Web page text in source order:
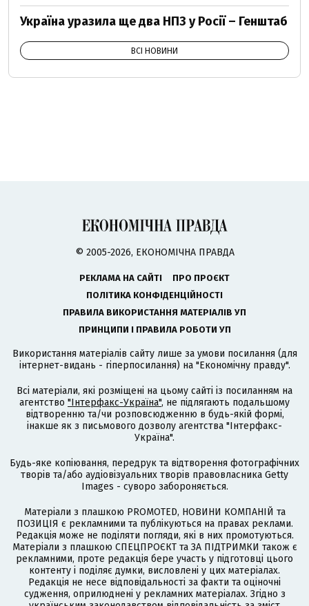
Україна уразила ще два НПЗ у Росії – Генштаб
ВСІ НОВИНИ
© 2005-2026, ЕКОНОМІЧНА ПРАВДА
РЕКЛАМА НА САЙТІ
ПРО ПРОЄКТ
ПОЛІТИКА КОНФІДЕНЦІЙНОСТІ
ПРАВИЛА ВИКОРИСТАННЯ МАТЕРІАЛІВ УП
ПРИНЦИПИ І ПРАВИЛА РОБОТИ УП
Використання матеріалів сайту лише за умови посилання (для
інтернет-видань - гіперпосилання) на "Економічну правду".
Всі матеріали, які розміщені на цьому сайті із посиланням на
агентство "Інтерфакс-Україна", не підлягають подальшому
відтворенню та/чи розповсюдженню в будь-якій формі,
інакше як з письмового дозволу агентства "Інтерфакс-
Україна".
Будь-яке копіювання, передрук та відтворення фотографічних
творів та/або аудіовізуальних творів правовласника Getty
Images - суворо забороняється.
Матеріали з плашкою PROMOTED, НОВИНИ КОМПАНІЙ та
ПОЗИЦІЯ є рекламними та публікуються на правах реклами.
Редакція може не поділяти погляди, які в них промотуються.
Матеріали з плашкою СПЕЦПРОЄКТ та ЗА ПІДТРИМКИ також є
рекламними, проте редакція бере участь у підготовці цього
контенту і поділяє думки, висловлені у цих матеріалах.
Редакція не несе відповідальності за факти та оціночні
судження, оприлюднені у рекламних матеріалах. Згідно з